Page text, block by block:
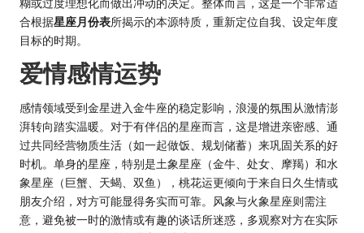
糊或过度理想化而做出冲动的决定。整体而言，这是一个非常适
合根据星座月份表所揭示的本源特质，重新定位自我、设定年度
目标的时期。
爱情感情运势
感情领域受到金星进入金牛座的稳定影响，浪漫的氛围从激情澎
湃转向踏实温暖。对于有伴侣的星座而言，这是增进亲密感、通
过共同经营物质生活（如一起做饭、规划储蓄）来巩固关系的好
时机。单身的星座，特别是土象星座（金牛、处女、摩羯）和水
象星座（巨蟹、天蝎、双鱼），桃花运更倾向于来自日久生情或
朋友介绍，对方可能显得务实而可靠。风象与火象星座则需注
意，避免被一时的激情或有趣的谈话所迷惑，多观察对方在实际